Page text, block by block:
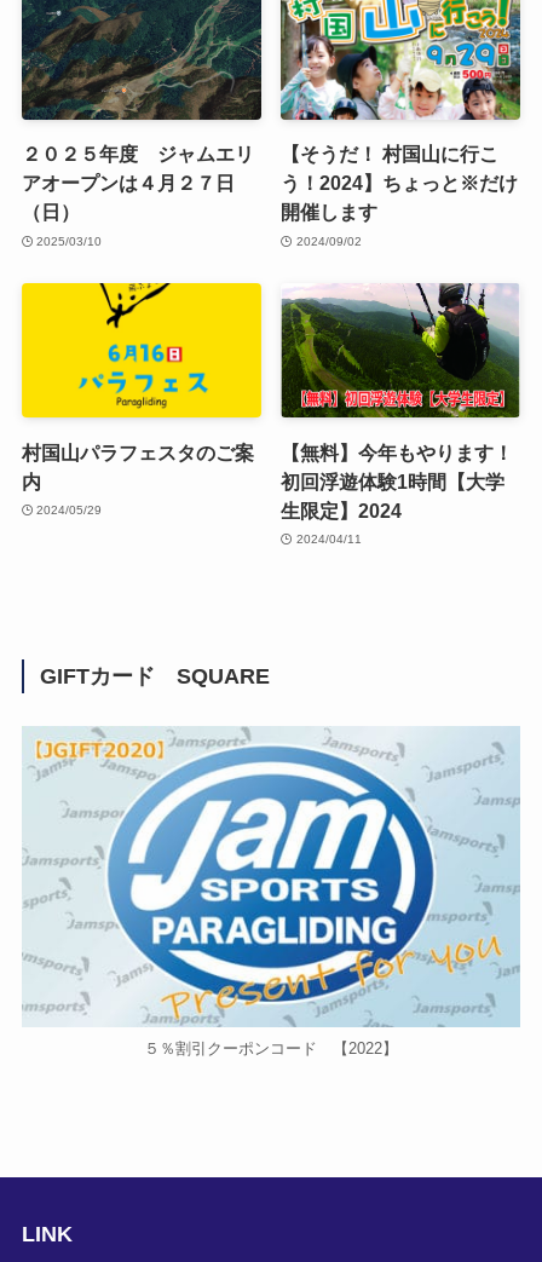
２０２５年度 ジャムエリ
アオープンは４月２７日
（日）
2025/03/10
【そうだ！ 村国山に行こ
う！2024】ちょっと※だけ
開催します
2024/09/02
村国山パラフェスタのご案
内
2024/05/29
【無料】今年もやります！
初回浮遊体験1時間【大学
生限定】2024
2024/04/11
GIFTカード SQUARE
５％割引クーポンコード 【2022】
LINK